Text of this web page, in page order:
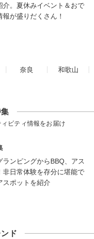
介。夏休みイベント＆おで
が盛りだくさん！
奈良
和歌山
ビティ情報をお届け
ランピングからBBQ、アス
非日常体験を存分に堪能で
スポットを紹介
ド